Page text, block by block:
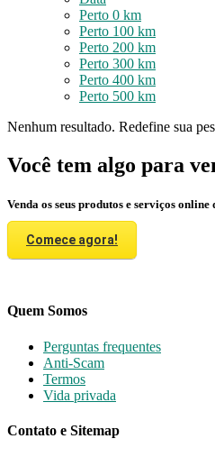
Perto 0 km
Perto 100 km
Perto 200 km
Perto 300 km
Perto 400 km
Perto 500 km
Nenhum resultado. Redefine sua
Você tem algo para
Venda os seus produtos e serviços
Comece agora!
Quem Somos
Perguntas frequentes
Anti-Scam
Termos
Vida privada
Contato e Sitemap